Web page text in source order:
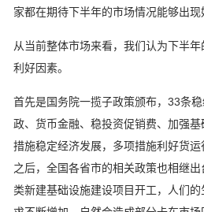
家都在期待下半年的市场情况能够出现
从当前整体市场来看，我们认为下半
利好因素。
首先是国务院一揽子政策颁布，33条
政、货币金融、稳投资促销费、加强
措施稳定经济发展，多项措施利好货
之后，全国各省市的相关政策也相继
类新建基础设施建设项目开工，人们